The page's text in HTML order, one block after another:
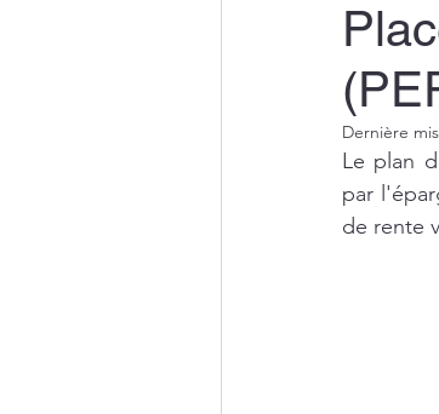
Dernière
Le plan
par
de rente